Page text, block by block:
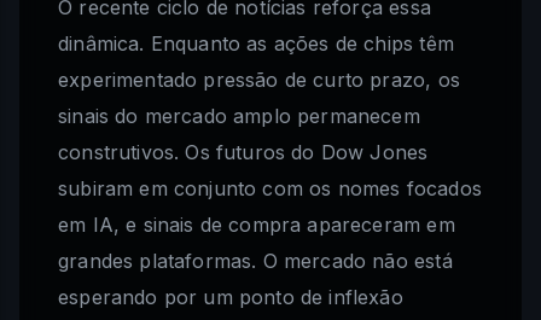
O recente ciclo de notícias reforça essa
dinâmica. Enquanto as ações de chips têm
experimentado pressão de curto prazo, os
sinais do mercado amplo permanecem
construtivos. Os futuros do Dow Jones
subiram em conjunto com os nomes focados
em IA, e sinais de compra apareceram em
grandes plataformas. O mercado não está
esperando por um ponto de inflexão